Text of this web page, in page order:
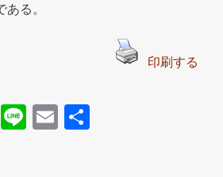
る。
印刷する
T
Li
E